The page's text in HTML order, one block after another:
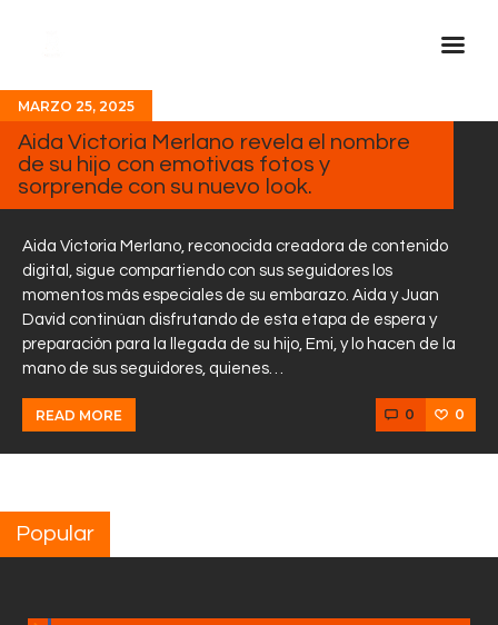
Inicio Real FM
Streaming
En Vivo
Descarga La APP
Programas
Noticias
Equipo
Sobre Nosotros
Contactos
MARZO 25, 2025
Aida Victoria Merlano revela el nombre
de su hijo con emotivas fotos y
sorprende con su nuevo look.
Aida Victoria Merlano, reconocida creadora de contenido
digital, sigue compartiendo con sus seguidores los
momentos más especiales de su embarazo. Aida y Juan
David continúan disfrutando de esta etapa de espera y
preparación para la llegada de su hijo, Emi, y lo hacen de la
mano de sus seguidores, quienes…
READ MORE 0 0
Popular